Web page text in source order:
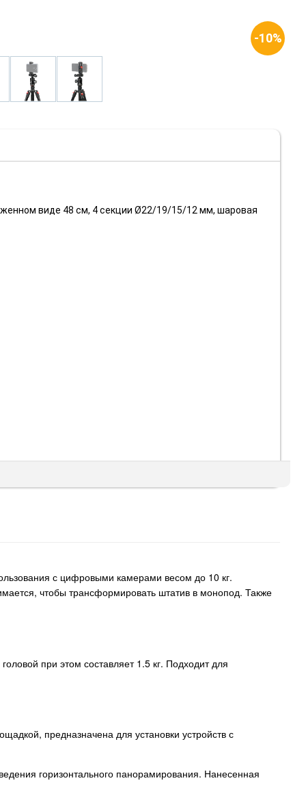
-10%
виде 48 см, 4 секции Ø22/19/15/12 мм, шаровая
с цифровыми камерами весом до 10 кг.
чтобы трансформировать штатив в монопод. Также
при этом составляет 1.5 кг. Подходит для
предназначена для установки устройств с
горизонтального панорамирования. Нанесенная